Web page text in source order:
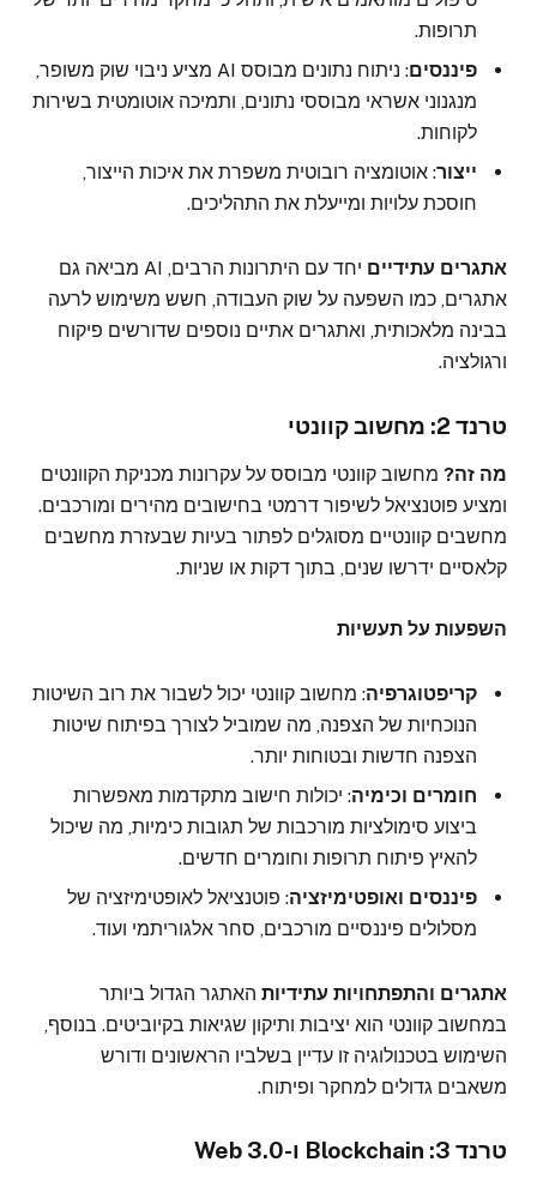
תרופות.
פיננסים
: ניתוח נתונים מבוסס AI מציע ניבוי שוק משופר,
מנגנוני אשראי מבוססי נתונים, ותמיכה אוטומטית בשירות
לקוחות.
ייצור: אוטומציה רובוטית משפרת את איכות הייצור,
חוסכת עלויות ומייעלת את התהליכים.
אתגרים עתידיים
יחד עם היתרונות הרבים, AI מביאה גם
אתגרים, כמו השפעה על שוק העבודה, חשש משימוש לרעה
בבינה מלאכותית, ואתגרים אתיים נוספים שדורשים פיקוח
ורגולציה.
טרנד 2: מחשוב קוונטי
מה זה? מחשוב קוונטי מבוסס על עקרונות מכניקת הקוונטים
ומציע פוטנציאל לשיפור דרמטי בחישובים מהירים ומורכבים.
מחשבים קוונטיים מסוגלים לפתור בעיות שבעזרת מחשבים
קלאסיים ידרשו שנים, בתוך דקות או שניות.
השפעות על תעשיות
קריפטוגרפיה: מחשוב קוונטי יכול לשבור את רוב השיטות
הנוכחיות של הצפנה, מה שמוביל לצורך בפיתוח שיטות
הצפנה חדשות ובטוחות יותר.
חומרים וכימיה: יכולות חישוב מתקדמות מאפשרות
ביצוע סימולציות מורכבות של תגובות כימיות, מה שיכול
להאיץ פיתוח תרופות וחומרים חדשים.
פיננסים ואופטימיזציה: פוטנציאל לאופטימיזציה של
מסלולים פיננסיים מורכבים, סחר אלגוריתמי ועוד.
אתגרים והתפתחויות עתידיות האתגר הגדול ביותר
במחשוב קוונטי הוא יציבות ותיקון שגיאות בקיוביטים. בנוסף,
השימוש בטכנולוגיה זו עדיין בשלביו הראשונים ודורש
משאבים גדולים למחקר ופיתוח.
טרנד 3: Blockchain ו-Web 3.0